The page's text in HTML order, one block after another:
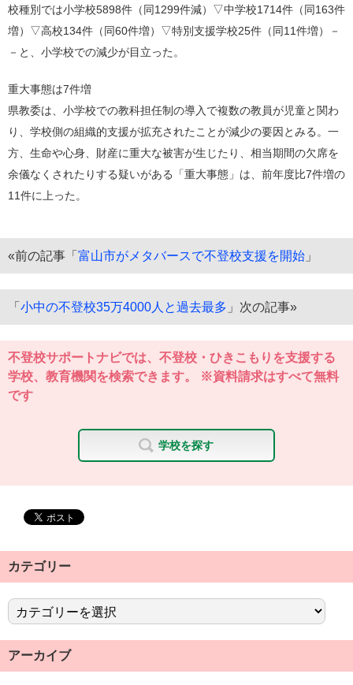
校種別では小学校5898件（同1299件減）▽中学校1714件（同163件
増）▽高校134件（同60件増）▽特別支援学校25件（同11件増）－
－と、小学校での減少が目立った。
重大事態は7件増
県教委は、小学校での教科担任制の導入で複数の教員が児童と関わ
り、学校側の組織的支援が拡充されたことが減少の要因とみる。一
方、生命や心身、財産に重大な被害が生じたり、相当期間の欠席を
余儀なくされたりする疑いがある「重大事態」は、前年度比7件増の
11件に上った。
«前の記事「 富山市がメタバースで不登校支援を開始 」
「 小中の不登校35万4000人と過去最多 」次の記事»
不登校サポートナビでは、不登校・ひきこもりを支援する
学校、教育機関を検索できます。 ※資料請求はすべて無料
です
学校を探す
カテゴリー
アーカイブ